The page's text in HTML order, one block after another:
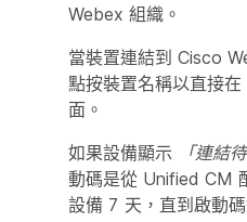
Webex 組織。
當裝置連結到 Cisco
點按裝置名稱以直接
面。
如果設備顯示
「連結
動碼是從 Unified CM
設備 7 天，直到啟動